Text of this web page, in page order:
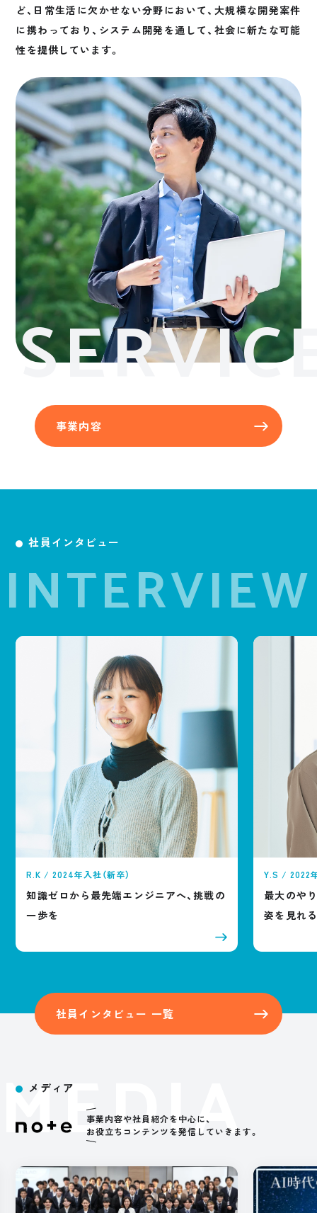
ど、日常生活に欠かせない分野において、大規模な開発案件
に携わっており、システム開発を通して、社会に新たな可能
性を提供しています。
事業内容
INTERVIEW
社員インタビュー
R.K / 2024年入社（新卒）
知識ゼロから最先端エンジニアへ、挑戦の
一歩を
Y.S / 2022
最大のや
姿を見れ
社員インタビュー 一覧
MEDIA
メディア
事業内容や社員紹介を中心に、
お役立ちコンテンツを発信していきます。